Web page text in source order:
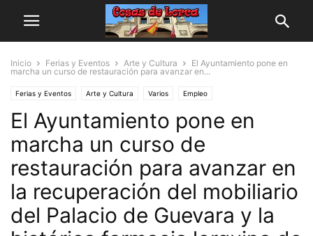
Inicio Ferias y Eventos Arte y Cultura
El Ayuntamiento pone en
marcha un curso de restauración para avanzar en...
Ferias y Eventos Arte y Cultura Varios Empleo
El Ayuntamiento pone en
marcha un curso de
restauración para avanzar en
la recuperación del mobiliario
del Palacio de Guevara y la